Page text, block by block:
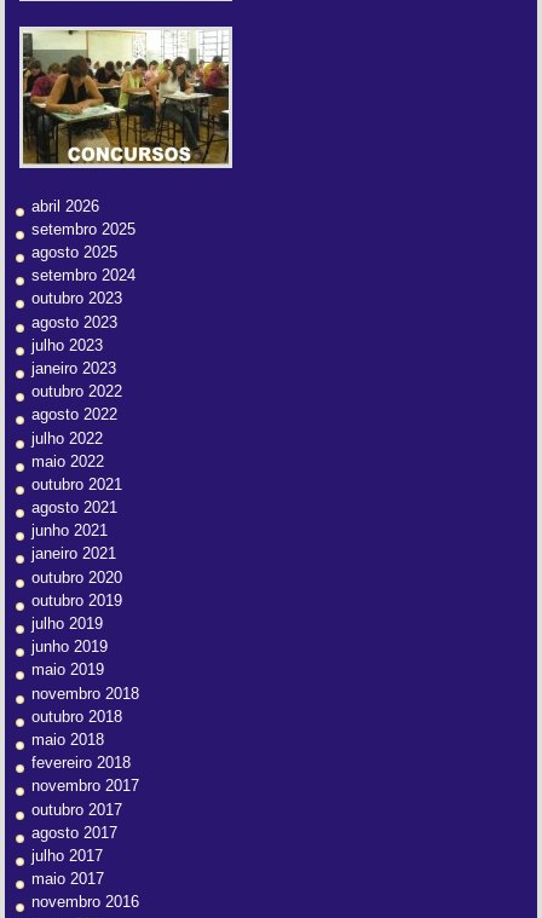
abril 2026
setembro 2025
agosto 2025
setembro 2024
outubro 2023
agosto 2023
julho 2023
janeiro 2023
outubro 2022
agosto 2022
julho 2022
maio 2022
outubro 2021
agosto 2021
junho 2021
janeiro 2021
outubro 2020
outubro 2019
julho 2019
junho 2019
maio 2019
novembro 2018
outubro 2018
maio 2018
fevereiro 2018
novembro 2017
outubro 2017
agosto 2017
julho 2017
maio 2017
novembro 2016